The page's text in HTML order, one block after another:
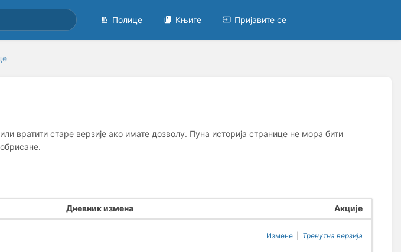
Полице Књиге Пријавите се
вратити старе верзије ако имате дозволу. Пуна историја странице не мора бити
Дневник измена Акције
Измене Тренутна верзија